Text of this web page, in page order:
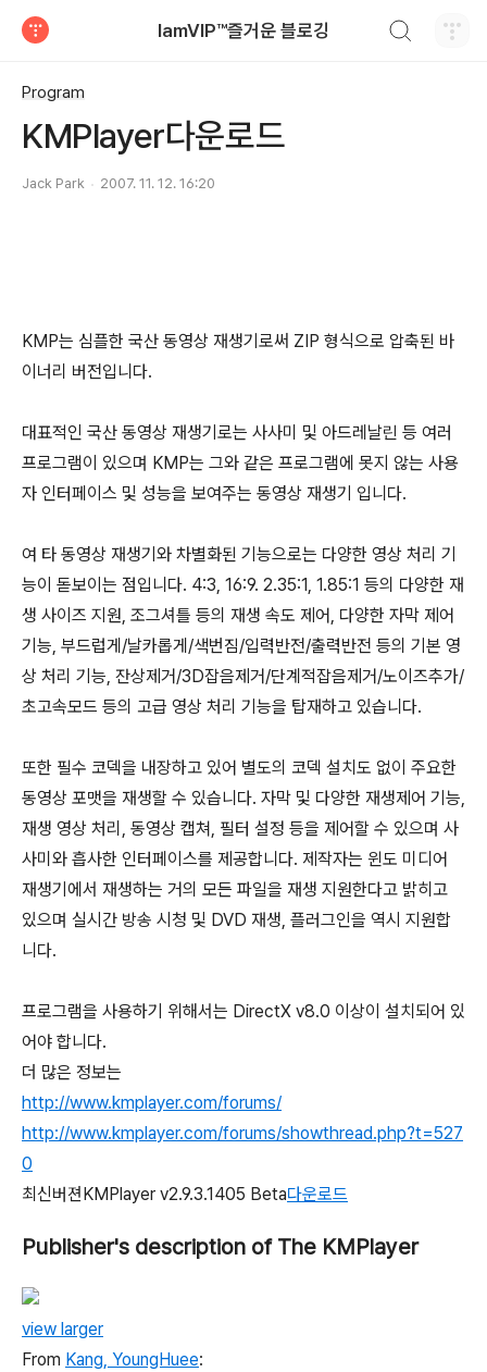
IamVIP™즐거운 블로깅
Program
KMPlayer다운로드
Jack Park 2007. 11. 12. 16:20
KMP는 심플한 국산 동영상 재생기로써 ZIP 형식으로 압축된 바
이너리 버전입니다.
대표적인 국산 동영상 재생기로는 사사미 및 아드레날린 등 여러
프로그램이 있으며 KMP는 그와 같은 프로그램에 못지 않는 사용
자 인터페이스 및 성능을 보여주는 동영상 재생기 입니다.
여 타 동영상 재생기와 차별화된 기능으로는 다양한 영상 처리 기
능이 돋보이는 점입니다. 4:3, 16:9. 2.35:1, 1.85:1 등의 다양한 재
생 사이즈 지원, 조그셔틀 등의 재생 속도 제어, 다양한 자막 제어
기능, 부드럽게/날카롭게/색번짐/입력반전/출력반전 등의 기본 영
상 처리 기능, 잔상제거/3D잡음제거/단계적잡음제거/노이즈추가/
초고속모드 등의 고급 영상 처리 기능을 탑재하고 있습니다.
또한 필수 코덱을 내장하고 있어 별도의 코덱 설치도 없이 주요한
동영상 포맷을 재생할 수 있습니다. 자막 및 다양한 재생제어 기능,
재생 영상 처리, 동영상 캡쳐, 필터 설정 등을 제어할 수 있으며 사
사미와 흡사한 인터페이스를 제공합니다. 제작자는 윈도 미디어
재생기에서 재생하는 거의 모든 파일을 재생 지원한다고 밝히고
있으며 실시간 방송 시청 및 DVD 재생, 플러그인을 역시 지원합
니다.
프로그램을 사용하기 위해서는 DirectX v8.0 이상이 설치되어 있
어야 합니다.
더 많은 정보는
http://www.kmplayer.com/forums/
http://www.kmplayer.com/forums/showthread.php?t=527
0
최신버젼KMPlayer v2.9.3.1405 Beta다운로드
Publisher's description of The KMPlayer
view larger
From Kang, YoungHuee: